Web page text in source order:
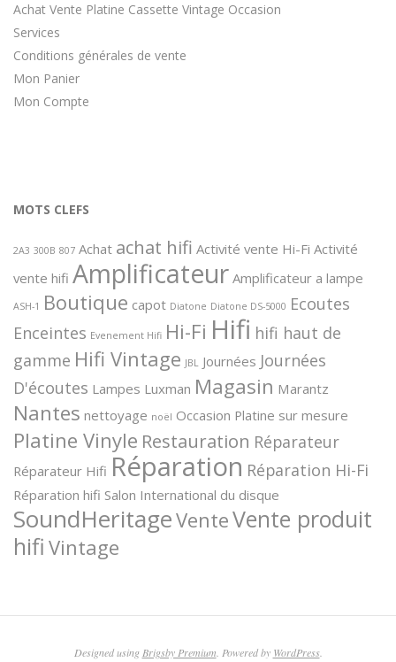
Achat Vente Platine Cassette Vintage Occasion
Services
Conditions générales de vente
Mon Panier
Mon Compte
MOTS CLEFS
2A3 300B 807 Achat achat hifi Activité vente Hi-Fi Activité
vente hifi Amplificateur Amplificateur a lampe
ASH-1 Boutique capot Diatone Diatone DS-5000 Ecoutes
Enceintes Evenement Hifi Hi-Fi Hifi hifi haut de
gamme Hifi Vintage JBL Journées Journées
D'écoutes Lampes Luxman Magasin Marantz
Nantes nettoyage noël Occasion Platine sur mesure
Platine Vinyle Restauration Réparateur
Réparateur Hifi Réparation Réparation Hi-Fi
Réparation hifi Salon International du disque
SoundHeritageVenteVente produit
hifi Vintage
Designed using Brigsby Premium . Powered by WordPress.